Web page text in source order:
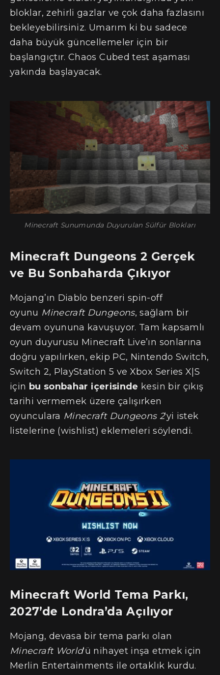
bloklar, zehirli gazlar ve çok daha fazlasını
bekleyebilirsiniz. Umarım ki bu sadece
daha büyük güncellemeler için bir
başlangıçtır. Chaos Cubed test aşaması
yakında başlayacak.
Minecraft Sunumunda Duyurulan Sülfür Blokları
Minecraft Dungeons 2 Gerçek
ve Bu Sonbaharda Çıkıyor
Mojang’ın Diablo benzeri spin-off
oyunu Minecraft Dungeons, sağlam bir
devam oyununa kavuşuyor. Tam kapsamlı
oyun duyurusu Minecraft Live’ın sonlarına
doğru yapılırken, ekip PC, Nintendo Switch,
Switch 2, PlayStation 5 ve Xbox Series X|S
için bu sonbahar içerisinde kesin bir çıkış
tarihi vermemek üzere çalışırken
oyunculara Minecraft Dungeons 2‘yi istek
listelerine (wishlist) eklemeleri söylendi.
Minecraft World Tema Parkı,
2027’de Londra’da Açılıyor
Mojang, devasa bir tema parkı olan
Minecraft World‘ü nihayet inşa etmek için
Merlin Entertainments ile ortaklık kurdu.